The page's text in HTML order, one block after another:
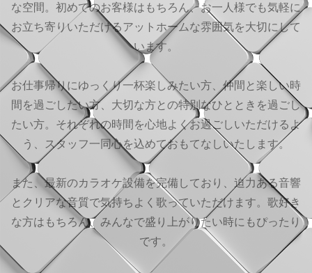
な空間。初めてのお客様はもちろん、お一人様でも気軽に
お立ち寄りいただけるアットホームな雰囲気を大切にして
います。
お仕事帰りにゆっくり一杯楽しみたい方、仲間と楽しい時
間を過ごしたい方、大切な方との特別なひとときを過ごし
たい方。それぞれの時間を心地よくお過ごしいただけるよ
う、スタッフ一同心を込めておもてなしいたします。
また、最新のカラオケ設備を完備しており、迫力ある音響
とクリアな音質で気持ちよく歌っていただけます。歌好き
な方はもちろん、みんなで盛り上がりたい時にもぴったり
です。